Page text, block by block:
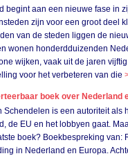
begint aan een nieuwe fase in
zijn voor een groot deel
van de steden liggen de
wonen honderdduizenden
wijken, vaak uit de jaren
voor het verbeteren van die
boek over Nederland
Schendelen is een autoriteit als
de EU en het lobbyen gaat.
boek? Boekbespreking van:
in Nederland en Europa.